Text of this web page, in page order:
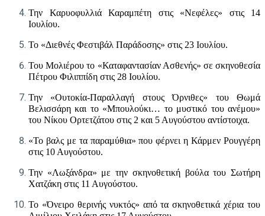
Την Καρυοφυλλιά Καραμπέτη στις «Νεφέλες» στις 14
Ιουλίου.
Το «Διεθνές Φεστιβάλ Παράδοσης» στις 23 Ιουλίου.
Του Μολιέρου το «Καταφαντασίαν Ασθενής» σε σκηνοθεσία
Πέτρου Φιλιππίδη στις 28 Ιουλίου.
Την «Ουτοκία-Παραλλαγή στους Όρνιθες» του Θωμά
Βελισσάρη και το «Μπουλούκι… το μυστικό του ανέμου»
του Νίκου Ορτετζάτου στις 2 και 5 Αυγούστου αντίστοιχα.
«Το βαλς με τα παραμύθια» που φέρνει η Κάρμεν Ρουγγέρη
στις 10 Αυγούστου.
Την «Λωξάνδρα» με την σκηνοθετική βούλα του Σωτήρη
Χατζάκη στις 11 Αυγούστου.
Το «Όνειρο θερινής νυκτός» από τα σκηνοθετικά χέρια του